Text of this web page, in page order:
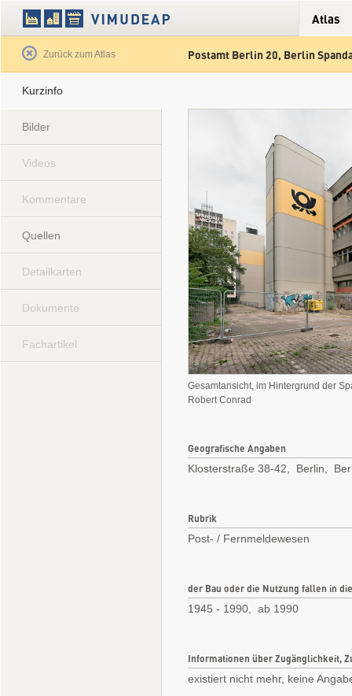
Atlas
Zurück zum Atlas Postamt Berlin 20, Berlin
Kurzinfo
Bilder
Videos
Kommentare
Quellen
Detailkarten
Dokumente
Fachartikel
Gesamtansicht, im Hintergrund der
Robert Conrad
Geografische Angaben
Klosterstraße 38-42, Berlin,
Rubrik
Post- / Fernmeldewesen
der Bau oder die Nutzung fallen in
1945 - 1990, ab 1990
Informationen über Zugänglichkeit,
existiert nicht mehr, keine
Satellit Hybrid Gelände